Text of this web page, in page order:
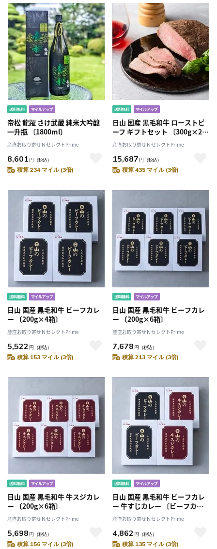
帝松 龍躍 さけ武蔵 純米大吟醸
一升瓶 〔1800ml〕
産直お取り寄せＮセレクトPrime
8,601 円 （税込）
積算 234 マイル (3倍)
日山 国産 黒毛和牛 ローストビ
ーフ ギフトセット 〔300g×2個
入り〕
産直お取り寄せＮセレクトPrime
15,687 円 （税込）
積算 435 マイル (3倍)
日山 国産 黒毛和牛 ビーフカレ
ー 〔200g×4箱〕
産直お取り寄せＮセレクトPrime
5,522 円 （税込）
積算 153 マイル (3倍)
日山 国産 黒毛和牛 ビーフカレ
ー 〔200g×6箱〕
産直お取り寄せＮセレクトPrime
7,678 円 （税込）
積算 213 マイル (3倍)
日山 国産 黒毛和牛 牛スジカレ
ー 〔200g×6箱〕
産直お取り寄せＮセレクトPrime
5,698 円 （税込）
積算 156 マイル (3倍)
日山 国産 黒毛和牛 ビーフカレ
ー 牛すじカレー 〔ビーフカレ
ー200g×2箱、牛すじカレー
200g×2箱〕
産直お取り寄せＮセレクトPrime
4,862 円 （税込）
積算 135 マイル (3倍)